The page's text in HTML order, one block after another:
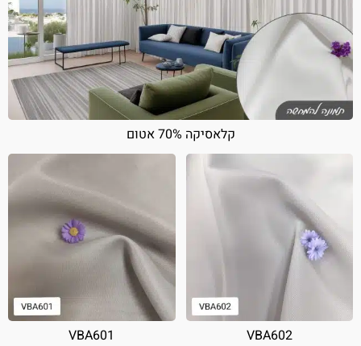
קלאסיקה 70% אטום
VBA602
VBA601